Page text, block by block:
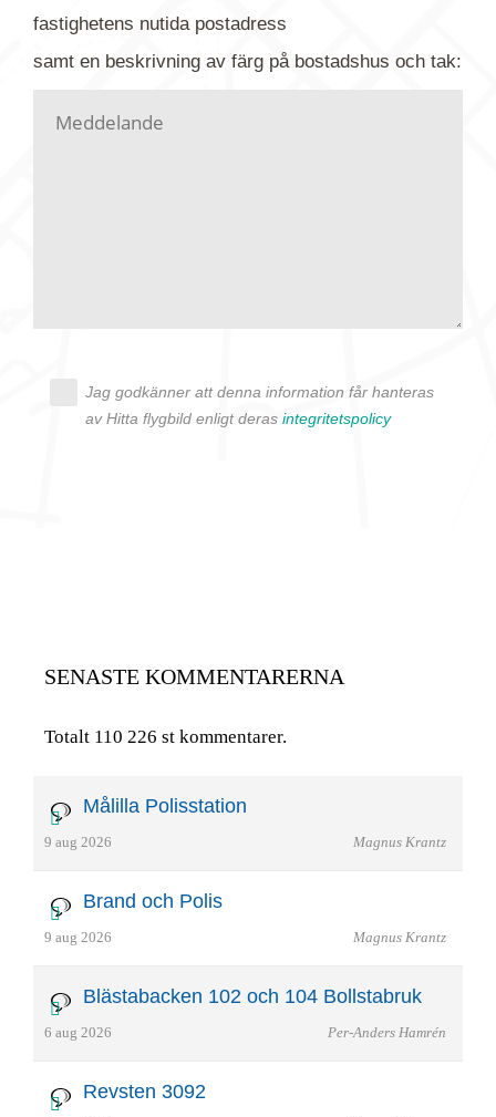
kontaktar dig så fort vi kan, givetvis utan
fastighetens nutidapostadress
samt en beskrivning av färg på bostadshus och tak:
Jag godkänner att denna information får hanteras
av Hitta flygbild enligt deras integritetspolicy
SENASTE KOMMENTARERNA
Totalt 110 226 st kommentarer.
Målilla Polisstation
9 aug 2026 Magnus Krantz
Brand och Polis
9 aug 2026 Magnus Krantz
Blästabacken 102 och 104 Bollstabruk
6 aug 2026 Per-Anders Hamrén
Revsten 3092